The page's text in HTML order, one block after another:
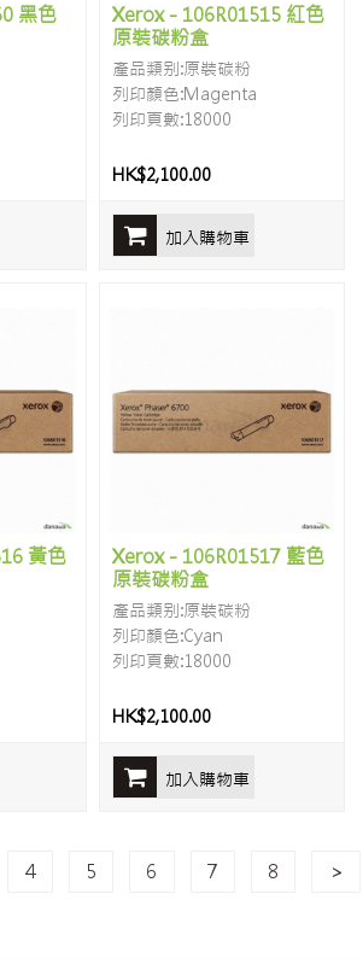
黑色
Xerox - 106R01515 紅色
原裝碳粉盒
產品類别:原裝碳粉
列印顏色:Magenta
列印頁數:18000
HK$2,100.00
加入購物車
黃色
Xerox - 106R01517 藍色
原裝碳粉盒
產品類别:原裝碳粉
列印顏色:Cyan
列印頁數:18000
HK$2,100.00
加入購物車
4 5 6 7 8 >